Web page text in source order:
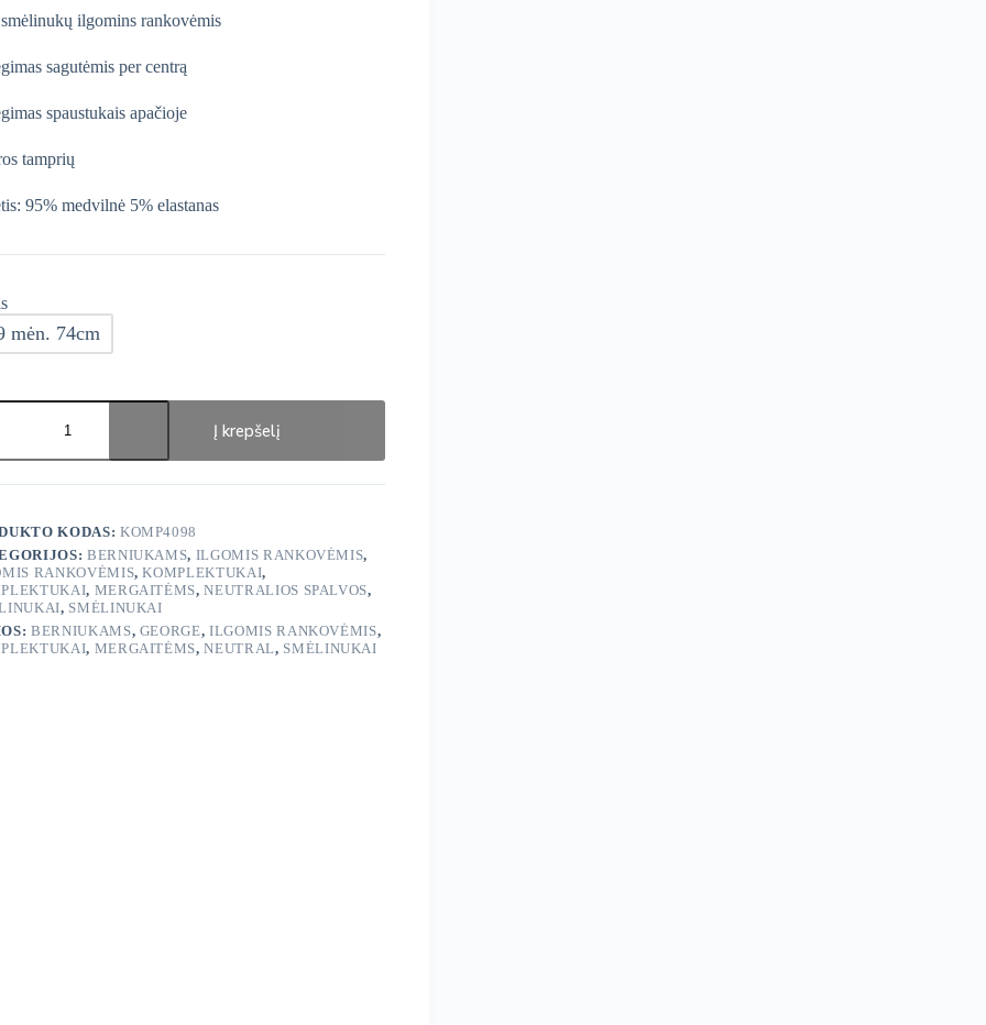
ilgomins rankovėmis
sagutėmis per centrą
spaustukais apačioje
tamprių
95% medvilnė 5% elastanas
mėn. 74cm
Į krepšelį
KODAS: KOMP4098
BERNIUKAMS, ILGOMIS RANKOVĖMIS,
RANKOVĖMIS,KOMPLEKTUKAI,
, MERGAITĖMS,NEUTRALIOS SPALVOS,
, SMĖLINUKAI
BERNIUKAMS, GEORGE,ILGOMIS RANKOVĖMIS,
, MERGAITĖMS,NEUTRAL, SMĖLINUKAI